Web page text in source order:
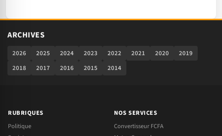
ARCHIVES
2026 2025 2024 2023 2022 2021 2020
2019
2018
2017 2016 2015 2014
RUBRIQUES
Politique
NOS SERVICES
Convertisseur FCFA